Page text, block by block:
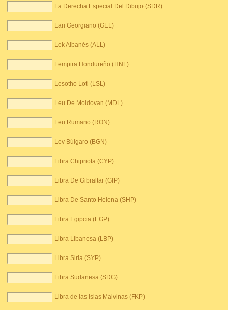
La Derecha Especial Del Dibujo (SDR)
Lari Georgiano (GEL)
Lek Albanés (ALL)
Lempira Hondureño (HNL)
Lesotho Loti (LSL)
Leu De Moldovan (MDL)
Leu Rumano (RON)
Lev Búlgaro (BGN)
Libra Chipriota (CYP)
Libra De Gibraltar (GIP)
Libra De Santo Helena (SHP)
Libra Egipcia (EGP)
Libra Libanesa (LBP)
Libra Siria (SYP)
Libra Sudanesa (SDG)
Libra de las Islas Malvinas (FKP)